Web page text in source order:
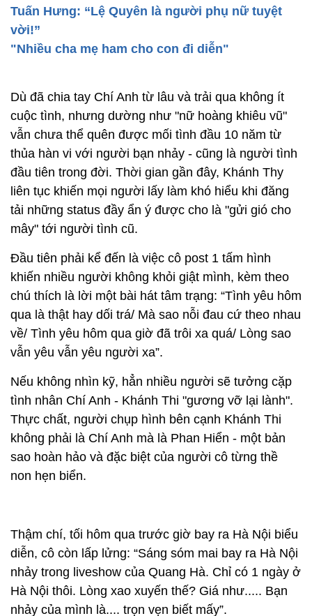
Tuấn Hưng: “Lệ Quyên là người phụ nữ tuyệt
vời!”
"Nhiều cha mẹ ham cho con đi diễn"
Dù đã chia tay Chí Anh từ lâu và trải qua không ít
cuộc tình, nhưng dường như "nữ hoàng khiêu vũ"
vẫn chưa thể quên được mối tình đầu 10 năm từ
thủa hàn vi với người bạn nhảy - cũng là người tình
đầu tiên trong đời. Thời gian gần đây, Khánh Thy
liên tục khiến mọi người lấy làm khó hiểu khi đăng
tải những status đầy ẩn ý được cho là "gửi gió cho
mây" tới người tình cũ.
Đầu tiên phải kể đến là việc cô post 1 tấm hình
khiến nhiều người không khỏi giật mình, kèm theo
chú thích là lời một bài hát tâm trạng: “Tình yêu hôm
qua là thật hay dối trá/ Mà sao nỗi đau cứ theo nhau
về/ Tình yêu hôm qua giờ đã trôi xa quá/ Lòng sao
vẫn yêu vẫn yêu người xa”.
Nếu không nhìn kỹ, hẳn nhiều người sẽ tưởng cặp
tình nhân Chí Anh - Khánh Thi "gương vỡ lại lành".
Thực chất, người chụp hình bên cạnh Khánh Thi
không phải là Chí Anh mà là Phan Hiển - một bản
sao hoàn hảo và đặc biệt của người cô từng thề
non hẹn biển.